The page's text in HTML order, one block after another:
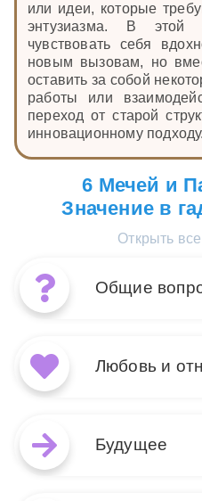
или идеи, которые
энтузиазма. В этой
чувствовать себя
новым вызовам, но
оставить за собой
работы или
переход от старой
инновационному подходу.
6 Мечей и
Значение в
Открыть
Общие
Любовь и
Будущее